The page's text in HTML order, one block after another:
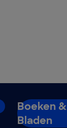
Boeken &
Bladen